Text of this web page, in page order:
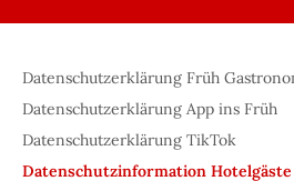
Datenschutzerklärung Früh
Datenschutzerklärung App ins Früh
Datenschutzerklärung TikTok
Datenschutzinformation Hotelgäste